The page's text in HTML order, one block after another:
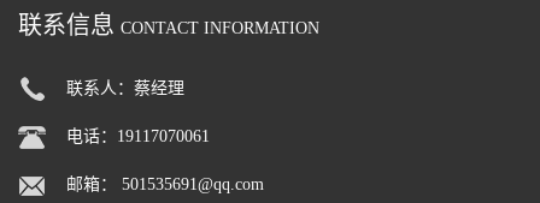
联系信息 CONTACT INFORMATION
联系人：蔡经理
电话：19117070061
邮箱： 501535691@qq.com